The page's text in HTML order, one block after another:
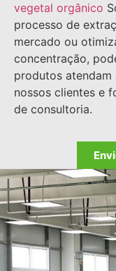
vegetal orgânico
processo de
mercado ou
concentração,
produtos atendam
nossos clientes e
de consultoria.